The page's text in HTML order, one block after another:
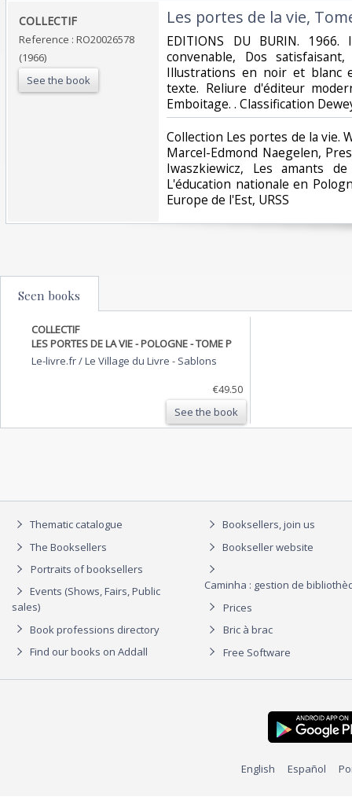
‎COLLECTIF‎
Reference : RO20026578
(1966)
See the book
‎Les portes de la vie,
‎EDITIONS DU BURIN.
convenable, Dos
Illustrations en noir et blanc
texte. Reliure d'éditeur
Emboitage. . Classification
‎Collection Les portes de la vie.
Marcel-Edmond Naegelen,
Iwaszkiewicz, Les amants
L'éducation nationale en
Europe de l'Est, URSS‎
Seen books
COLLECTIF
LES PORTES DE LA VIE - POLOGNE - TOME P
Le-livre.fr / Le Village du Livre - Sablons
€49.50
See the book
Thematic catalogue
The Booksellers
Portraits of booksellers
Events (Shows, Fairs, Public
sales)
Book professions directory
Find our books on Addall
Booksellers, join us
Bookseller website
Caminha : gestion de
Prices
Bric à brac
Free Software
English Español